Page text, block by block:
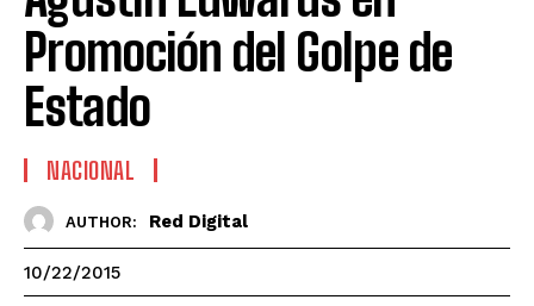
Promoción del Golpe de
Estado
NACIONAL
AUTHOR: Red Digital
10/22/2015